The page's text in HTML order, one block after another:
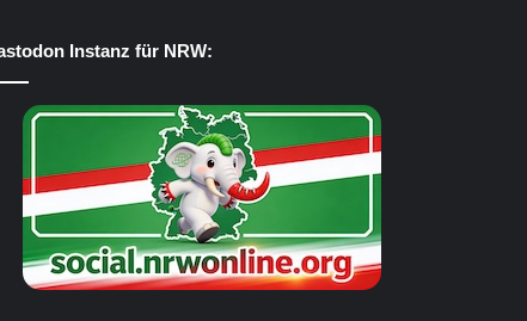
Instanz für NRW: